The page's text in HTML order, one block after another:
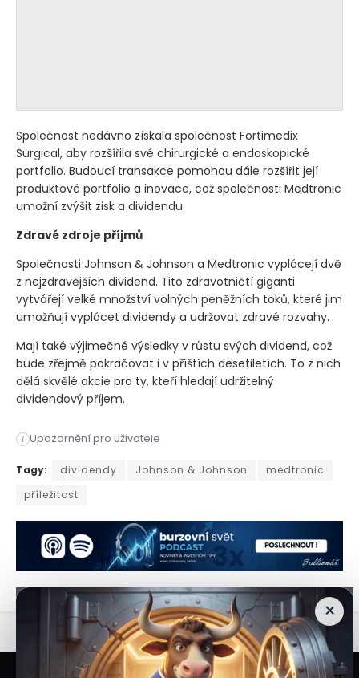
Společnost nedávno získala společnost Fortimedix
Surgical, aby rozšířila své chirurgické a endoskopické
portfolio. Budoucí transakce pomohou dále rozšířit její
produktové portfolio a inovace, což společnosti Medtronic
umožní zvýšit zisk a dividendu.
Zdravé zdroje příjmů
Společnosti Johnson & Johnson a Medtronic vyplácejí dvě
z nejzdravějších dividend. Tito zdravotničtí giganti
vytvářejí velké množství volných peněžních toků, které jim
umožňují vyplácet dividendy a udržovat zdravé rozvahy.
Mají také výjimečné výsledky v růstu svých dividend, což
bude zřejmě pokračovat i v příštích desetiletích. To z nich
dělá skvělé akcie pro ty, kteří hledají udržitelný
dividendový příjem.
i Upozornění pro uživatele
Před investicí do akcií společnosti za účelem získání
Tagy: dividendy Johnson & Johnson
medtronic
příležitost
×